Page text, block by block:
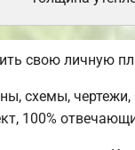
свою личную
схемы,
100%